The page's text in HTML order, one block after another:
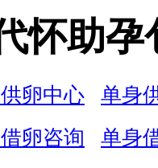
怀助孕
卵中心
单身
卵咨询
单身